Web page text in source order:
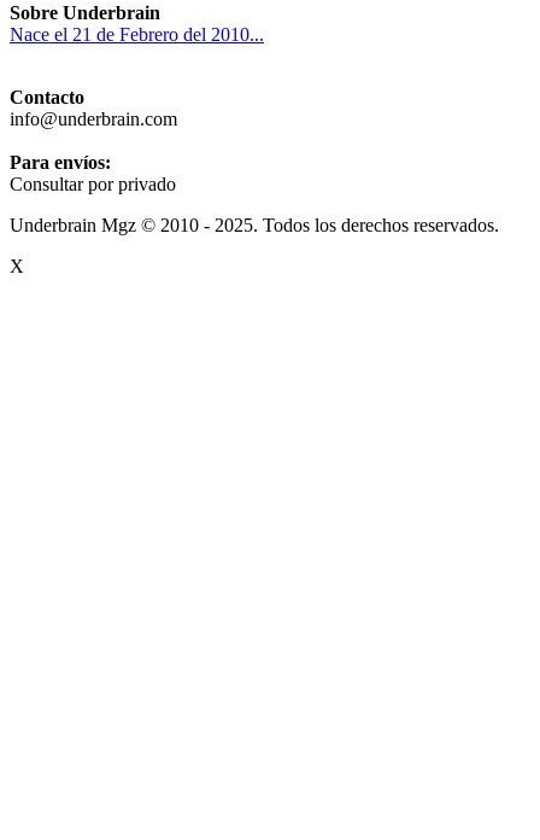
Sobre Underbrain
Nace el 21 de Febrero del 2010...
Contacto
info@underbrain.com
Para envíos:
Consultar por privado
Underbrain Mgz © 2010 - 2025. Todos los derechos reservados.
X